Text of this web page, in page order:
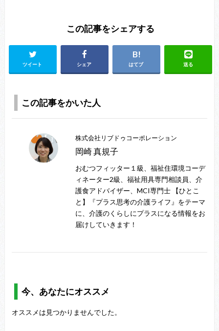
この記事をシェアする
ツイート シェア はてブ 送る
この記事をかいた人
株式会社リブドゥコーポレーション
岡崎 真規子
おむつフィッター１級、福祉住環境コーデ
ィネーター2級、福祉用具専門相談員、介
護食アドバイザー、MCI専門士 【ひとこ
と】『プラス思考の介護ライフ』をテーマ
に、介護のくらしにプラスになる情報をお
届けしていきます！
今、あなたにオススメ
オススメは見つかりませんでした。